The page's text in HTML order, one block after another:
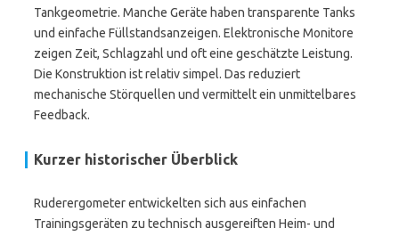
Tankgeometrie. Manche Geräte haben transparente Tanks
und einfache Füllstandsanzeigen. Elektronische Monitore
zeigen Zeit, Schlagzahl und oft eine geschätzte Leistung.
Die Konstruktion ist relativ simpel. Das reduziert
mechanische Störquellen und vermittelt ein unmittelbares
Feedback.
Kurzer historischer Überblick
Ruderergometer entwickelten sich aus einfachen
Trainingsgeräten zu technisch ausgereiften Heim- und